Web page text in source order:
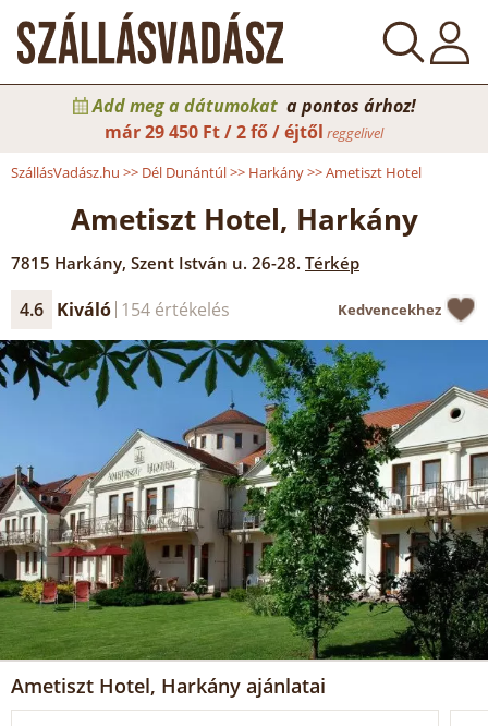
Add meg a dátumokat a pontos árhoz!
már29 450 Ft / 2 fő / éjtől reggelivel
SzállásVadász.hu >> Dél Dunántúl>> Harkány>>Ametiszt Hotel
Ametiszt Hotel, Harkány
7815 Harkány, Szent István u. 26-28. Térkép
4.6 Kiváló 154 értékelés Kedvencekhez
Ametiszt Hotel, Harkány ajánlatai